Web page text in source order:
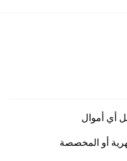
أي أموال
أو المخصصة